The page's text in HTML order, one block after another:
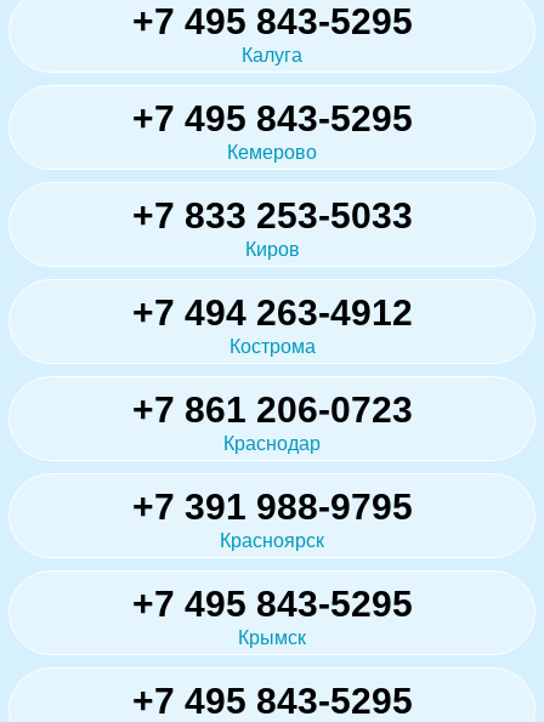
+7 495 843-5295
Калуга
+7 495 843-5295
Кемерово
+7 833 253-5033
Киров
+7 494 263-4912
Кострома
+7 861 206-0723
Краснодар
+7 391 988-9795
Красноярск
+7 495 843-5295
Крымск
+7 495 843-5295